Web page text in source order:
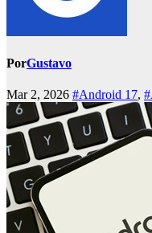
PorGustavo
Mar 2, 2026 #Android 17,